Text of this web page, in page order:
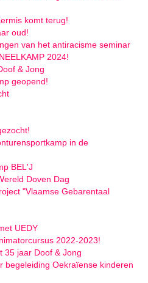
komt terug!
oud!
van het antiracisme seminar
2024!
& Jong
geopend!
in de
BEL'J
Doven Dag
"Vlaamse Gebarentaal
UEDY
2022-2023!
35 jaar Doof & Jong
begeleiding Oekraïense kinderen